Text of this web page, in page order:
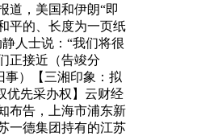
道，美国和伊朗“即
平的、长度为一页纸
人士说：“我们将很
正接近（告竣分
事）【三湘印象：拟
优先采办权】云财经
布告，上海市浦东新
一德集团持有的江苏